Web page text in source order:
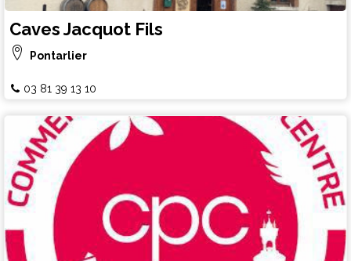
Caves Jacquot Fils
Pontarlier
03 81 39 13 10